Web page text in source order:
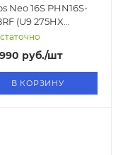
Neo 16S PHN16S-
(U9 275HX
16"/2560x1600/32GB/1TB
RTX 5070Ti
Win11)руб./шт
В КОРЗИНУ